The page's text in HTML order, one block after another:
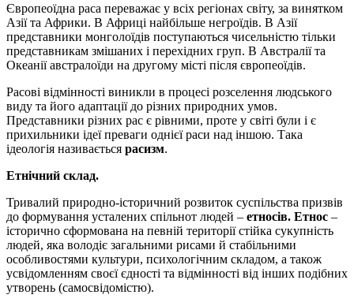
Європеоїдна раса переважає у всіх регіонах світу, за винятком
Азії та Африки. В Африці найбільше негроїдів. В Азії
представники монголоїдів поступаються чисельністю тільки
представникам змішаних і перехідних груп. В Австралії та
Океанії австралоїди на другому місті після європеоїдів.
Расові відмінності виникли в процесі розселення людського
виду та його адаптації до різних природних умов.
Представники різних рас є рівними, проте у світі були і є
прихильники ідеї преваги однієї раси над іншою. Така
ідеологія називається расизм.
Етнічний склад.
Тривалий природно-історичний розвиток суспільства призвів
до формування усталених спільнот людей – етносів. Етнос –
історично сформована на певній території стійка сукупність
людей, яка володіє загальними рисами й стабільними
особливостями культури, психологічним складом, а також
усвідомленням своєї єдності та відмінності від інших подібних
утворень (самосвідомістю).